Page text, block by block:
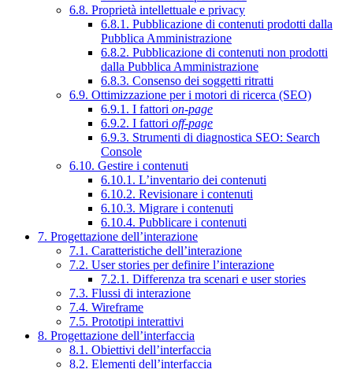
6.8. Proprietà intellettuale e privacy
6.8.1. Pubblicazione di contenuti prodotti dalla
Pubblica Amministrazione
6.8.2. Pubblicazione di contenuti non prodotti
dalla Pubblica Amministrazione
6.8.3. Consenso dei soggetti ritratti
6.9. Ottimizzazione per i motori di ricerca (SEO)
6.9.1. I fattori on-page
6.9.2. I fattori off-page
6.9.3. Strumenti di diagnostica SEO: Search
Console
6.10. Gestire i contenuti
6.10.1. L’inventario dei contenuti
6.10.2. Revisionare i contenuti
6.10.3. Migrare i contenuti
6.10.4. Pubblicare i contenuti
7. Progettazione dell’interazione
7.1. Caratteristiche dell’interazione
7.2. User stories per definire l’interazione
7.2.1. Differenza tra scenari e user stories
7.3. Flussi di interazione
7.4. Wireframe
7.5. Prototipi interattivi
8. Progettazione dell’interfaccia
8.1. Obiettivi dell’interfaccia
8.2. Elementi dell’interfaccia